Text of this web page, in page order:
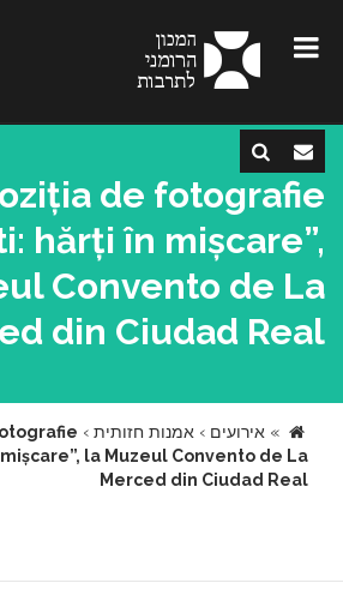
de fotografie
hărți în mișcare”,
Convento de La
din Ciudad Real
» אירועים › אמנות חזותית ›
la Muzeul Convento de La
Merced din Ciudad Real